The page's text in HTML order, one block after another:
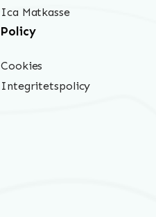
Ica Matkasse
Policy
Cookies
Integritetspolicy